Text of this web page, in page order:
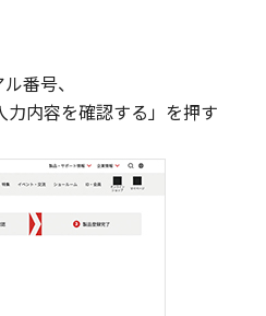
番号、
内容を確認する」を押す